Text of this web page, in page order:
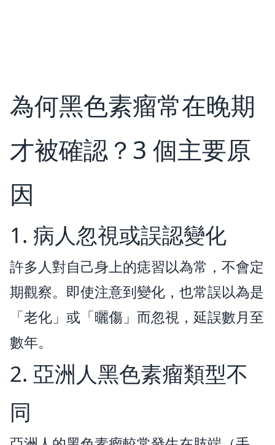
為何黑色素瘤常在晚期
才被確認？3 個主要原
因
1. 病人忽視或誤認變化
許多人對自己身上的痣習以為常，不會定
期觀察。即使注意到變化，也常誤以為是
「老化」或「曬傷」而忽視，延誤數月至
數年。
2. 亞洲人黑色素瘤類型不
同